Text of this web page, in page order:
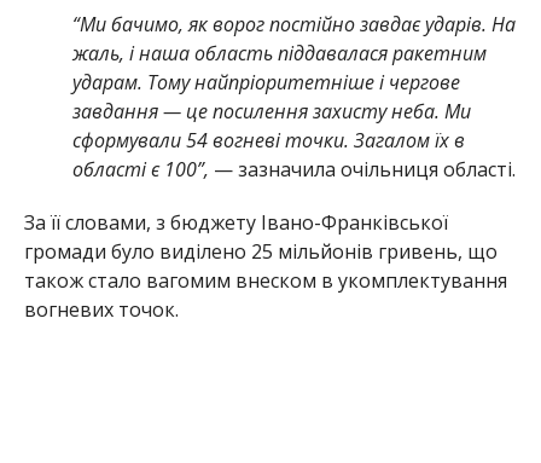
“Ми бачимо, як ворог постійно завдає ударів. На
жаль, і наша область піддавалася ракетним
ударам. Тому найпріоритетніше і чергове
завдання — це посилення захисту неба. Ми
сформували 54 вогневі точки. Загалом їх в
області є 100”, — зазначила очільниця області.
За її словами, з бюджету Івано-Франківської
громади було виділено 25 мільйонів гривень, що
також стало вагомим внеском в укомплектування
вогневих точок.